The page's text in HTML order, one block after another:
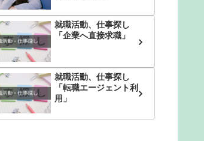
就職活動、仕事探し
「企業へ直接求職」
就職活動、仕事探し
「転職エージェント利
用」